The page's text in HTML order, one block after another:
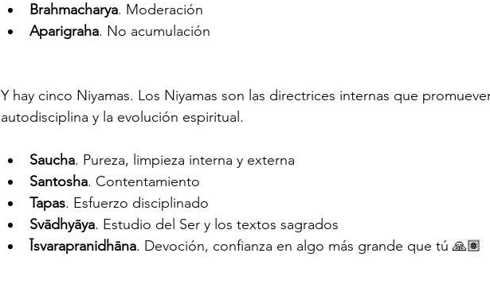
Brahmacharya. Moderación
Aparigraha. No acumulación
Y hay cinco Niyamas. Los Niyamas son las directrices internas que
autodisciplina y la evolución espiritual.
Saucha. Pureza, limpieza interna y externa
Santosha. Contentamiento
Tapas. Esfuerzo disciplinado
Svādhyāya. Estudio del Ser y los textos sagrados
Īsvarapranidhāna. Devoción, confianza en algo más grande que tú 🙏🏽